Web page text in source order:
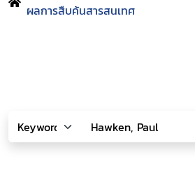
ผลการสืบค้นสารสนเทศ